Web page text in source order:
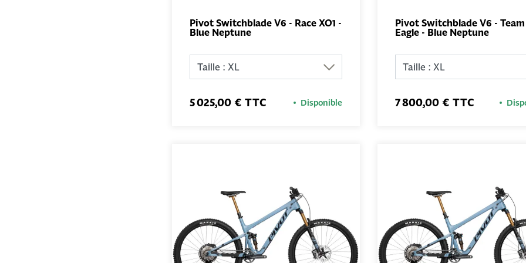
Pivot Switchblade V6 - Race XO1 -
Blue Neptune
5 025,00 € TTC Disponible
AJOUTER
Pivot Switchblade V6 - Team
Eagle - Blue Neptune
7 800,00 € TTC